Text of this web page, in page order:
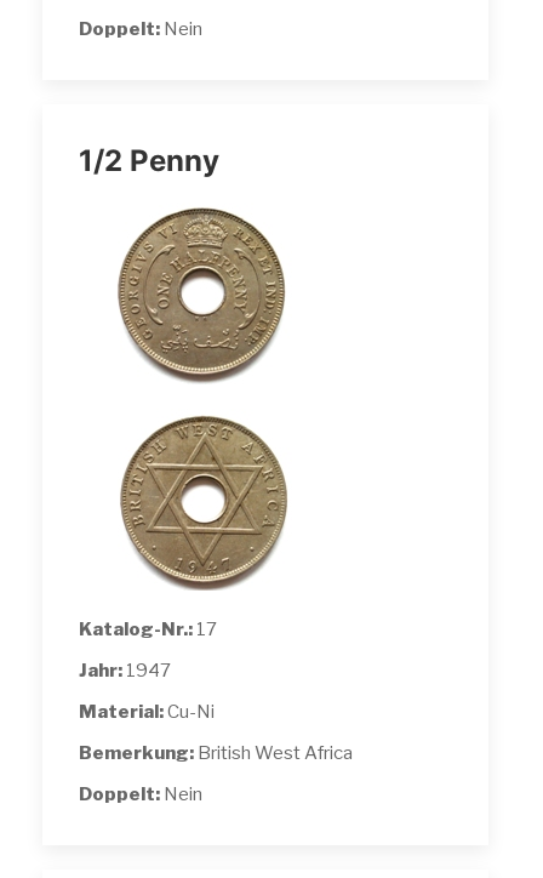
Doppelt: Nein
1/2 Penny
Katalog-Nr.: 17
Jahr: 1947
Material:Cu-Ni
Bemerkung: British West Africa
Doppelt: Nein